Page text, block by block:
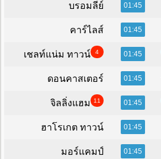
บรอมลีย์ 01:45
คาร์ไลส์ 01:45
เชลท์แน่ม ทาวน์ 4 01:45
ดอนคาสเตอร์ 01:45
จิลลิ่งแฮม 11 01:45
ฮาโรเกต ทาวน์ 01:45
มอร์แคมป์ 01:45